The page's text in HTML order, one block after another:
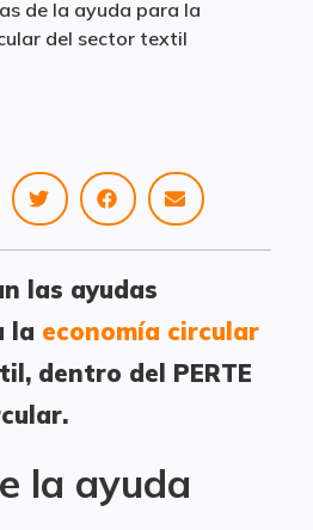
las ayudas
la economía circular
dentro del PERTE
la ayuda
de la ayuda para la
del sector textil